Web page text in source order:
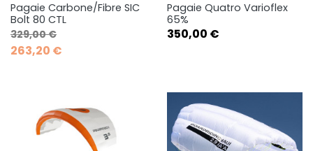
Pagaie Carbone/Fibre SIC
Bolt 80 CTL
Prix de base
329,00 €Prix
263,20 €
Pagaie Quatro Varioflex
65%
Prix
350,00 €